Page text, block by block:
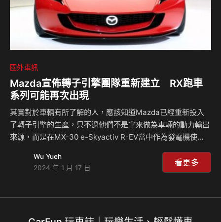
國外車訊
Mazda宣佈轉子引擎團隊重新建立 RX跑車
系列可能再次出現
其實對於車輛有所了解的人，應該知道Mazda已經重新投入
了轉子引擎的生產，只不過他們不是拿來做為車輛的動力輸出
來源，而是在MX-30 e-Skyactiv R-EV當中作為發電機使
Katsuhiro直接透露，他們將會在2月1日成立轉子引擎開發團
隊，讓不少人認為是未來RX跑車復甦的前奏。 在本次的東京
MX-5，並且原廠預告這兩輛車將有很大的可能會進行量產，
Wu Yueh
2024 年 1 月 17 日
看更多